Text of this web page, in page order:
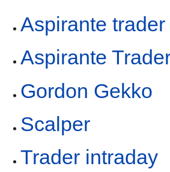
Aspirante trader
Aspirante
Gordon Gekko
Scalper
Trader intraday